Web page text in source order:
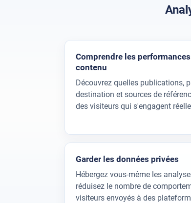
Comprendre les
contenu
Découvrez quelles publications,
destination et sources de
des visiteurs qui s'engagent
Garder les données privées
Hébergez vous-même les
réduisez le nombre de
visiteurs envoyés à des